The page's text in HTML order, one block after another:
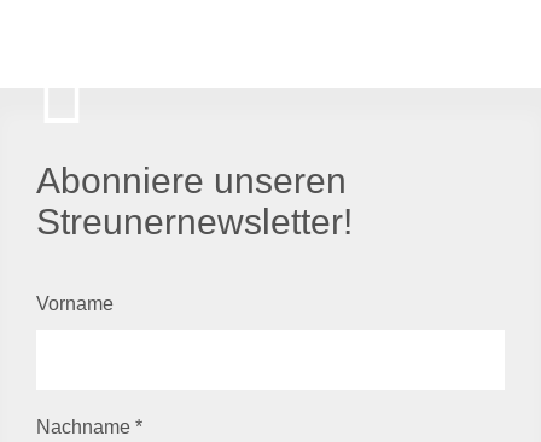
Abonniere unseren
Streunernewsletter!
Vorname
Nachname *